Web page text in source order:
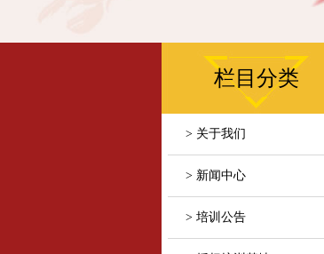
栏目分类
> 关于我们
> 新闻中心
> 培训公告